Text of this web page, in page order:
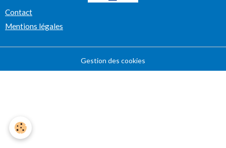
Contact
Mentions légales
Gestion des cookies